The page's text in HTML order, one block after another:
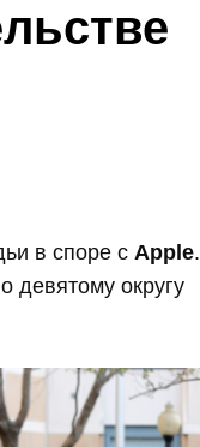
в споре с Apple.
округу